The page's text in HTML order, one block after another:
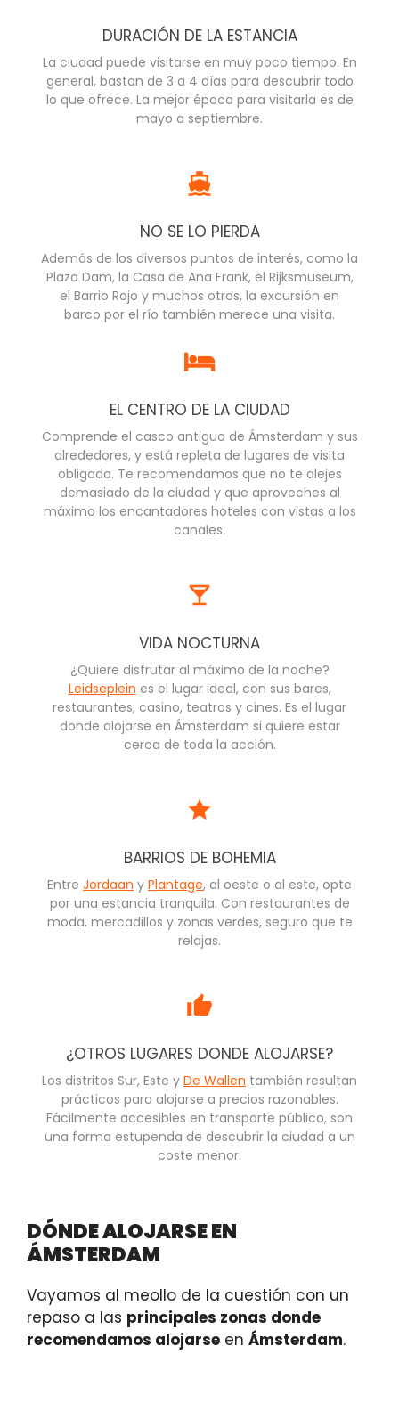
DURACIÓN DE LA ESTANCIA
La ciudad puede visitarse en muy poco tiempo. En
general, bastan de 3 a 4 días para descubrir todo
lo que ofrece. La mejor época para visitarla es de
mayo a septiembre.
NO SE LO PIERDA
Además de los diversos puntos de interés, como la
Plaza Dam, la Casa de Ana Frank, el Rijksmuseum,
el Barrio Rojo y muchos otros, la excursión en
barco por el río también merece una visita.
EL CENTRO DE LA CIUDAD
Comprende el casco antiguo de Ámsterdam y sus
alrededores, y está repleta de lugares de visita
obligada. Te recomendamos que no te alejes
demasiado de la ciudad y que aproveches al
máximo los encantadores hoteles con vistas a los
canales.
VIDA NOCTURNA
¿Quiere disfrutar al máximo de la noche?
Leidseplein es el lugar ideal, con sus bares,
restaurantes, casino, teatros y cines. Es el lugar
donde alojarse en Ámsterdam si quiere estar
cerca de toda la acción.
BARRIOS DE BOHEMIA
Entre Jordaan y Plantage, al oeste o al este, opte
por una estancia tranquila. Con restaurantes de
moda, mercadillos y zonas verdes, seguro que te
relajas.
¿OTROS LUGARES DONDE ALOJARSE?
Los distritos Sur, Este y De Wallen también resultan
prácticos para alojarse a precios razonables.
Fácilmente accesibles en transporte público, son
una forma estupenda de descubrir la ciudad a un
coste menor.
DÓNDE ALOJARSE EN
ÁMSTERDAM
Vayamos al meollo de la cuestión con un
repaso a las principales zonas donde
recomendamos alojarse en Ámsterdam.